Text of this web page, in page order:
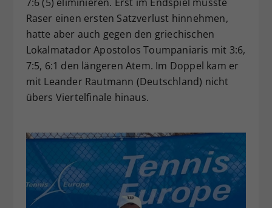
Raser einen ersten Satzverlust hinnehmen,
hatte aber auch gegen den griechischen
Lokalmatador Apostolos Toumpaniaris mit 3:6,
7:5, 6:1 den längeren Atem. Im Doppel kam er
mit Leander Rautmann (Deutschland) nicht
übers Viertelfinale hinaus.